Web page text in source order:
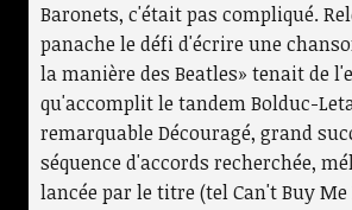
Baronets, c'était pas compliqué.
panache le défi d'écrire une
la manière des Beatles» tenait de
qu'accomplit le tandem Bolduc-
remarquable Découragé, grand
séquence d'accords recherchée,
lancée par le titre (tel Can't Buy